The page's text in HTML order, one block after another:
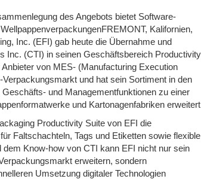
des Angebots bietet Software-
Kalifornien,
Inc. (EFI) gab heute die Übernahme und
Inc. (CTI) in seinen Geschäftsbereich Productivity
von MES- (Manufacturing Execution
und hat sein Sortiment in den
und Managementfunktionen zu einer
und Kartonagenfabriken
Productivity Suite von EFI die
Faltschachteln, Tags und Etiketten sowie flexible
Know-how von CTI kann EFI nicht nur sein
erweitern, sondern
Umsetzung digitaler Technologien